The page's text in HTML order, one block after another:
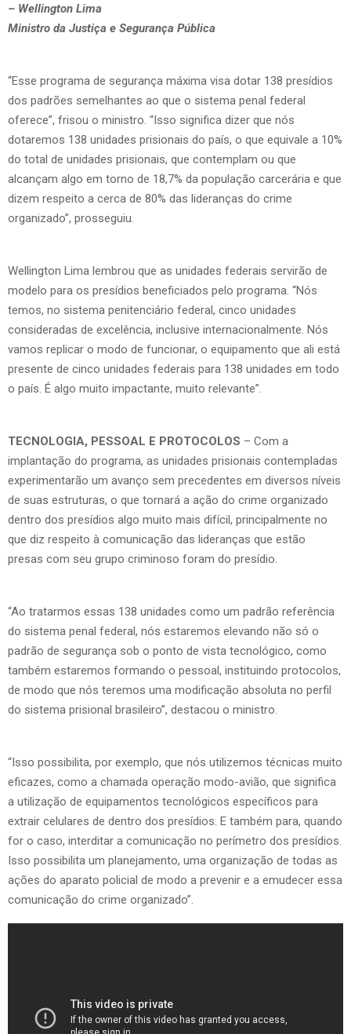
– Wellington Lima
Ministro da Justiça e Segurança Pública
“Esse programa de segurança máxima visa dotar 138 presídios
dos padrões semelhantes ao que o sistema penal federal
oferece”, frisou o ministro. “Isso significa dizer que nós
dotaremos 138 unidades prisionais do país, o que equivale a 10%
do total de unidades prisionais, que contemplam ou que
alcançam algo em torno de 18,7% da população carcerária e que
dizem respeito a cerca de 80% das lideranças do crime
organizado”, prosseguiu.
Wellington Lima lembrou que as unidades federais servirão de
modelo para os presídios beneficiados pelo programa. “Nós
temos, no sistema penitenciário federal, cinco unidades
consideradas de excelência, inclusive internacionalmente. Nós
vamos replicar o modo de funcionar, o equipamento que ali está
presente de cinco unidades federais para 138 unidades em todo
o país. É algo muito impactante, muito relevante”.
TECNOLOGIA, PESSOAL E PROTOCOLOS – Com a
implantação do programa, as unidades prisionais contempladas
experimentarão um avanço sem precedentes em diversos níveis
de suas estruturas, o que tornará a ação do crime organizado
dentro dos presídios algo muito mais difícil, principalmente no
que diz respeito à comunicação das lideranças que estão
presas com seu grupo criminoso foram do presídio.
“Ao tratarmos essas 138 unidades como um padrão referência
do sistema penal federal, nós estaremos elevando não só o
padrão de segurança sob o ponto de vista tecnológico, como
também estaremos formando o pessoal, instituindo protocolos,
de modo que nós teremos uma modificação absoluta no perfil
do sistema prisional brasileiro”, destacou o ministro.
“Isso possibilita, por exemplo, que nós utilizemos técnicas muito
eficazes, como a chamada operação modo-avião, que significa
a utilização de equipamentos tecnológicos específicos para
extrair celulares de dentro dos presídios. E também para, quando
for o caso, interditar a comunicação no perímetro dos presídios.
Isso possibilita um planejamento, uma organização de todas as
ações do aparato policial de modo a prevenir e a emudecer essa
comunicação do crime organizado”.